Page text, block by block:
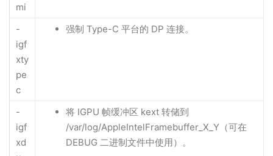
mi
-
igf
xty
pe
c
强制 Type-C 平台的 DP 连接。
-
igf
xd
将 IGPU 帧缓冲区 kext 转储到
/var/log/AppleIntelFramebuffer_X_Y（可在
DEBUG 二进制文件中使用）。